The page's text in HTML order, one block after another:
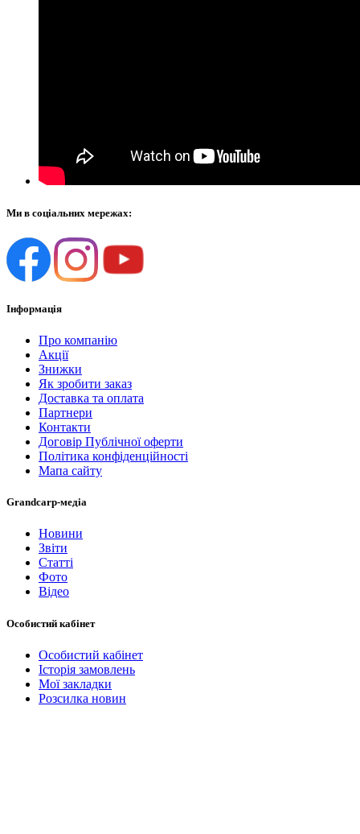
Ми в соціальних мережах:
Інформація
Про компанію
Акції
Знижки
Як зробити заказ
Доставка та оплата
Партнери
Контакти
Договір Публічної оферти
Політика конфіденційності
Мапа сайту
Grandcarp-медіа
Новини
Звіти
Статті
Фото
Відео
Особистий кабінет
Особистий кабінет
Історія замовлень
Мої закладки
Розсилка новин